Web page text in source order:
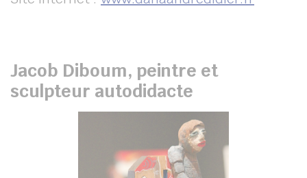
Jacob Diboum, peintre et
sculpteur autodidacte